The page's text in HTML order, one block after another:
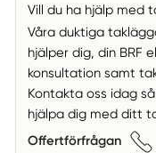
Vill du ha hjälp med
Våra duktiga
hjälper dig, din BRF
konsultation samt
Kontakta oss idag
hjälpa dig med ditt
Offertförfrågan